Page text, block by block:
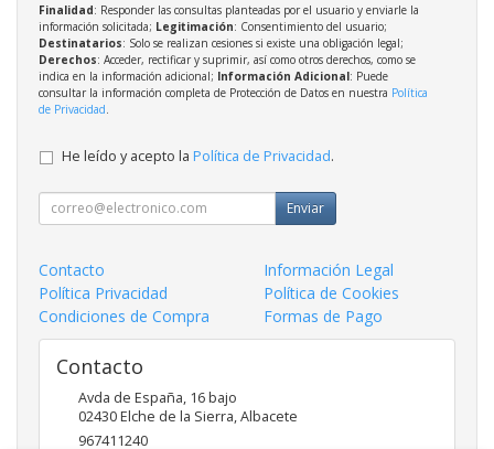
Finalidad: Responder las consultas planteadas por el usuario y enviarle la
información solicitada; Legitimación: Consentimiento del usuario;
Destinatarios: Solo se realizan cesiones si existe una obligación legal;
Derechos: Acceder, rectificar y suprimir, así como otros derechos, como se
indica en la información adicional; Información Adicional: Puede
consultar la información completa de Protección de Datos en nuestra Política
de Privacidad
He leído y acepto la Política de Privacidad.
Enviar
Contacto
Información Legal
Política Privacidad
Política de Cookies
Condiciones de Compra
Formas de Pago
Contacto
Avda de España, 16 bajo
02430Elche de la Sierra,Albacete
967411240